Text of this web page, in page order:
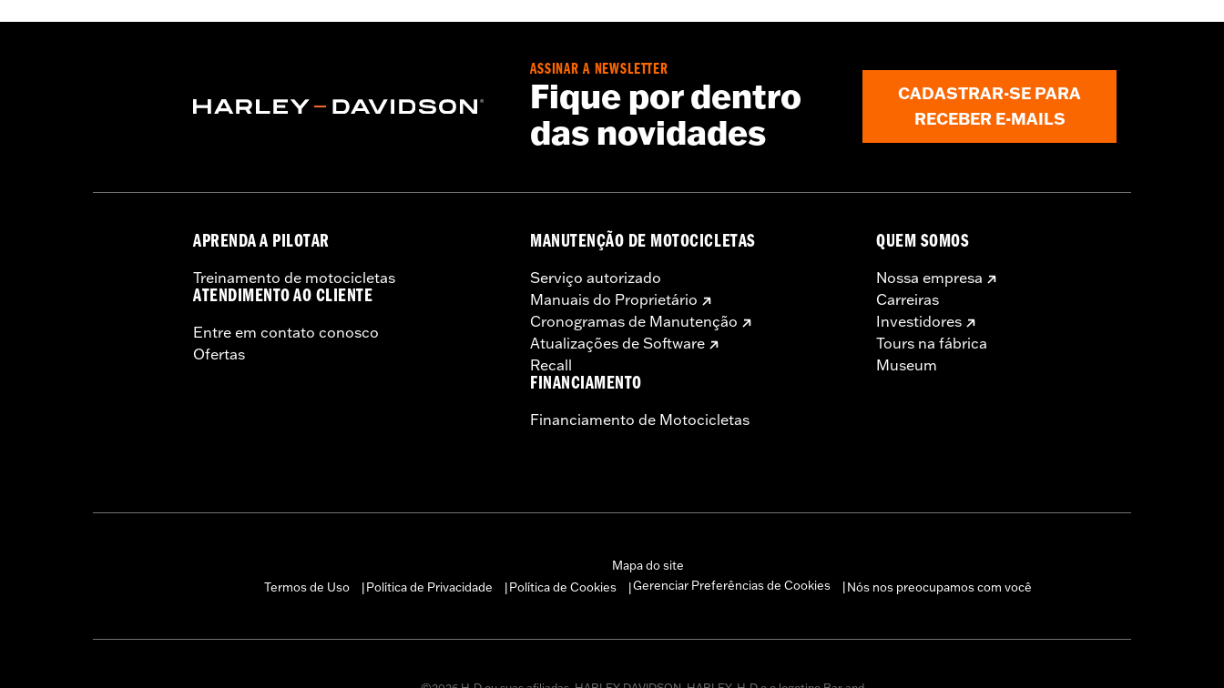
Shape:Round Bar
Material Height UOM: Inches
ASSINAR A NEWSLETTER
Fique por dentro
das novidades
CADASTRAR-SE PARA
RECEBER E-MAILS
APRENDA A PILOTAR
Treinamento de motocicletas
ATENDIMENTO AO CLIENTE
Entre em contato conosco
Ofertas
MANUTENÇÃO DE MOTOCICLETAS
Serviço autorizado
Manuais do Proprietário
Cronogramas de Manutenção
Atualizações de Software
Recall
FINANCIAMENTO
Financiamento de Motocicletas
QUEM SOMOS
Nossa empresa
Carreiras
Investidores
Tours na fábrica
Museum
Mapa do site
Termos de Uso
Política de Privacidade Política de Cookies Gerenciar Preferências de Cookies Nós nos preocupamos com você